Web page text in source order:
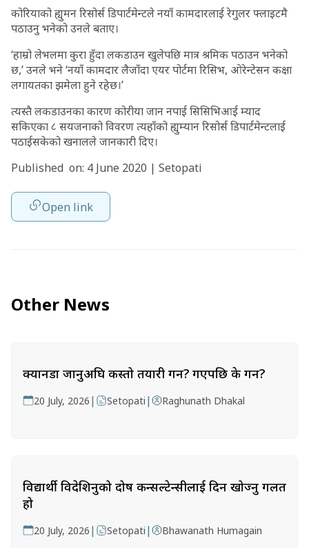
कोरियाको ह्युमन रिसोर्स डिपार्टमेन्टले नयाँ कामदारलाई रेगुलर फ्लाइटमै
पठाउनु भनेको उनले बताए।
‘हाम्रो लेभलमा कुरा हुँदा लकडाउन खुलेपछि मात्र श्रमिक पठाउन भनेको
छ,’ उनले भने ‘नयाँ कामदार लैजाँदा एयर पोर्टमा रिसिभ, ओरेन्टेसन कक्षा
लगायतका झमेला हुने रहेछ।’
त्यस्तै लकडाउनका कारण कोरीया जान नपाई सिसिभिआई म्याद
सकिएका ८ सयजनाको विवरण त्यहाँको ह्युम्यान रिसोर्स डिपार्टमेन्टलाई
पठाईसकेको खनालले जानकारी दिए।
Published on: 4 June 2020 | Setopati
Open link
Other News
क्यानडा जानुअघि कस्तो तयारी गर्ने? गएपछि के गर्ने?
20 July, 2026 | Setopati | Raghunath Dhakal
विद्यार्थी विदेशिनुको दोष कन्सल्टेन्सीलाई दिन खोज्नु गलत
हो
20 July, 2026 | Setopati | Bhawanath Humagain